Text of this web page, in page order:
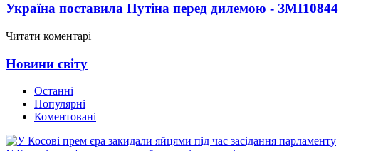
Україна поставила Путіна перед дилемою - ЗМІ10844
Читати коментарі
Новини світу
Останні
Популярні
Коментовані